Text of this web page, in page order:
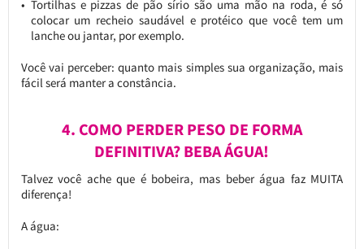
Tortilhas e pizzas de pão sírio são uma mão na roda, é só
colocar um recheio saudável e protéico que você tem um
lanche ou jantar, por exemplo.
Você vai perceber: quanto mais simples sua organização, mais
fácil será manter a constância.
4. COMO PERDER PESO DE FORMA
DEFINITIVA? BEBA ÁGUA!
Talvez você ache que é bobeira, mas beber água faz MUITA
diferença!
A água: